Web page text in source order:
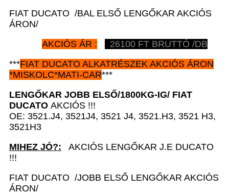
FIAT DUCATO /BAL ELSŐ LENGŐKAR AKCIÓS
ÁRON/
AKCIÓS ÁR :
26100 FT BRUTTÓ /DB
***FIAT DUCATO ALKATRÉSZEK AKCIÓS ÁRON
*MISKOLC*MATI-CAR***
LENGŐKAR JOBB ELSŐ/1800KG-IG/ FIAT
DUCATO AKCIÓS !!!
OE: 3521.J4, 3521J4, 3521 J4, 3521.H3, 3521 H3,
3521H3
MIHEZ JÓ?: AKCIÓS LENGŐKAR J.E DUCATO
!!!
FIAT DUCATO /JOBB ELSŐ LENGŐKAR AKCIÓS
ÁRON/